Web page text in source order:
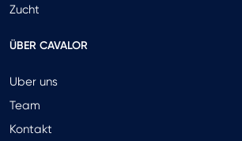
Zucht
ÜBER CAVALOR
Uber uns
Team
Kontakt